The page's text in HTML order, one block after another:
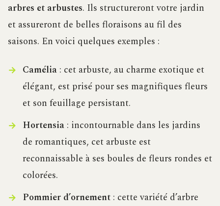
arbres et arbustes. Ils structureront votre jardin
et assureront de belles floraisons au fil des
saisons. En voici quelques exemples :
Camélia: cet arbuste, au charme exotique et
élégant, est prisé pour ses magnifiques fleurs
et son feuillage persistant.
Hortensia: incontournable dans les jardins
de romantiques, cet arbuste est
reconnaissable à ses boules de fleurs rondes et
colorées.
Pommier d’ornement: cette variété d’arbre